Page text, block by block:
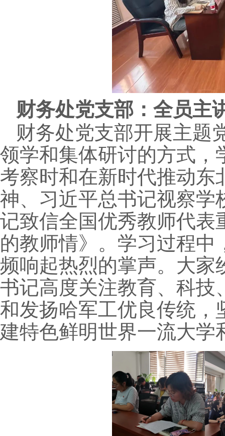
财务处党支部：全员主
财务处党支部开展主题
领学和集体研讨的方式，
考察时和在新时代推动东
神、习近平总书记视察学
记致信全国优秀教师代表
的教师情》。学习过程
频响起热烈的掌声。大家
书记高度关注教育、科技
和发扬哈军工优良传统，
建特色鲜明世界一流大学